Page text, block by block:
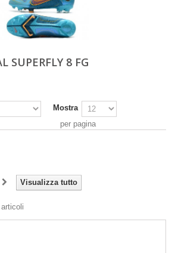
SUPERFLY 8 FG
Mostra
per pagina
Visualizza tutto